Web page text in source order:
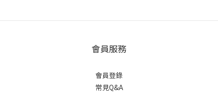
會員服務
會員登錄
常見Q&A